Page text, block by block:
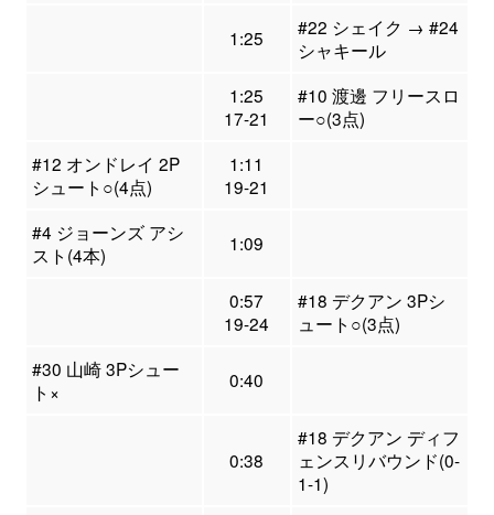
1:25
#22 シェイク → #24
シャキール
1:25
17-21
#10 渡邊 フリースロ
ー○(3点)
#12 オンドレイ 2P
シュート○(4点)
1:11
19-21
#4 ジョーンズ アシ
スト(4本)
1:09
0:57
19-24
#18 デクアン 3Pシ
ュート○(3点)
#30 山崎 3Pシュー
ト×
0:40
0:38
#18 デクアン ディフ
ェンスリバウンド(0-
1-1)